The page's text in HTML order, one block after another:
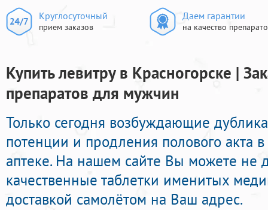
Круглосуточный
прием заказов
Даем гарантии
на качество
Купить левитру в Красногорске |
препаратов для мужчин
Только сегодня возбуждающие
потенции и продления полового акта
аптеке. На нашем сайте Вы можете не
качественные таблетки именитых
доставкой самолётом на Ваш адрес.